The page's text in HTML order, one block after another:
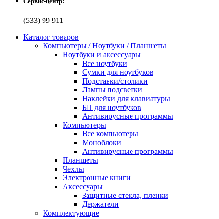
(533) 99 911
Каталог товаров
Компьютеры / Ноутбуки / Планшеты
Ноутбуки и аксессуары
Все ноутбуки
Сумки для ноутбуков
Подставки/столики
Лампы подсветки
Наклейки для клавиатуры
БП для ноутбуков
Антивирусные программы
Компьютеры
Все компьютеры
Моноблоки
Антивирусные программы
Планшеты
Чехлы
Электронные книги
Аксессуары
Защитные стекла, пленки
Держатели
Комплектующие